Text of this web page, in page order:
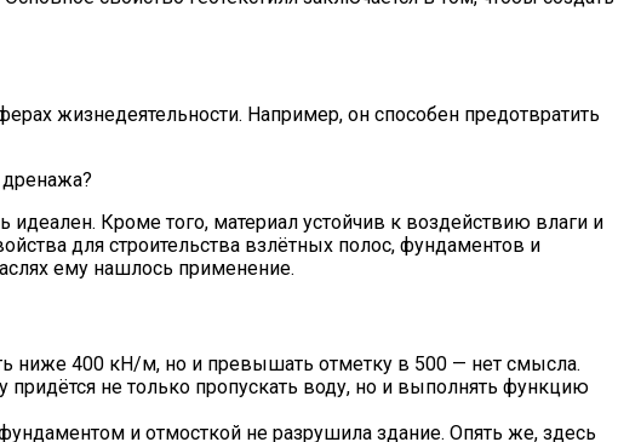
жизнедеятельности. Например, он способен предотвратить
идеален. Кроме того, материал устойчив к воздействию влаги и
для строительства взлётных полос, фундаментов и
ему нашлось применение.
ниже 400 кН/м, но и превышать отметку в 500 — нет смысла.
придётся не только пропускать воду, но и выполнять функцию
и отмосткой не разрушила здание. Опять же, здесь